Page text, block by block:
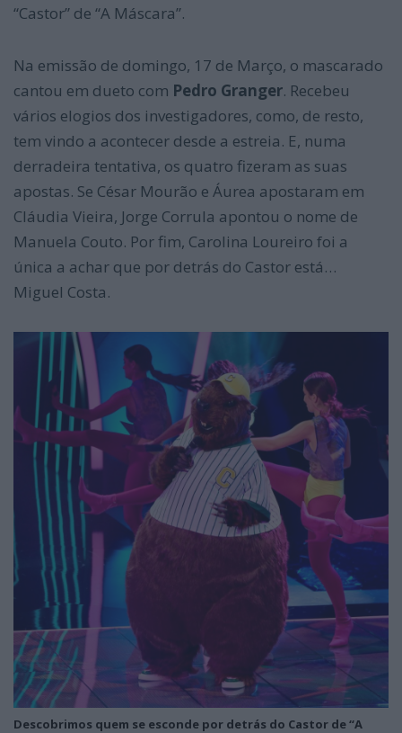
“Castor” de “A Máscara”.
Na emissão de domingo, 17 de Março, o mascarado
cantou em dueto com Pedro Granger. Recebeu
vários elogios dos investigadores, como, de resto,
tem vindo a acontecer desde a estreia. E, numa
derradeira tentativa, os quatro fizeram as suas
apostas. Se César Mourão e Áurea apostaram em
Cláudia Vieira, Jorge Corrula apontou o nome de
Manuela Couto. Por fim, Carolina Loureiro foi a
única a achar que por detrás do Castor está…
Miguel Costa.
Descobrimos quem se esconde por detrás do Castor de “A